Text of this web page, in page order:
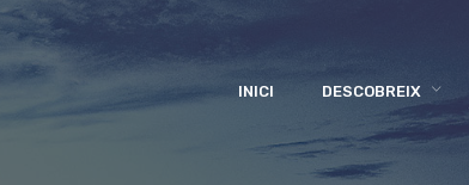
INICI DESCOBREIX